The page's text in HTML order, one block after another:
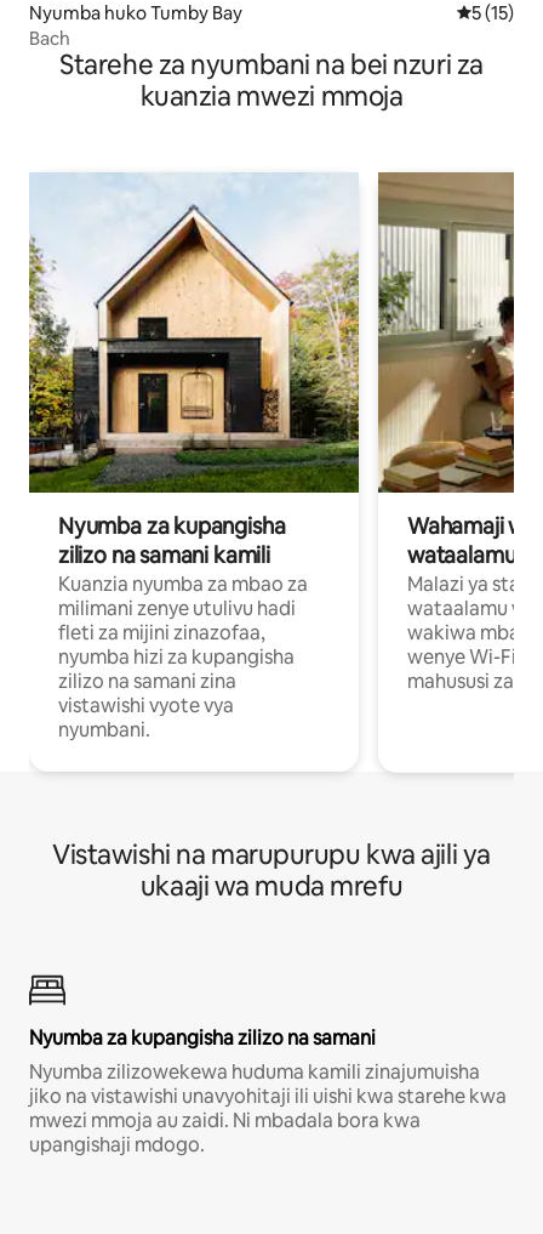
Nyumba huko Tumby Bay Ukadiriaji
5 (15)
Bach
Starehe za nyumbani na bei nzuri za
kuanzia mwezi mmoja
Nyumba za kupangisha
zilizo na samani kamili
Kuanzia nyumba za mbao za
milimani zenye utulivu hadi
fleti za mijini zinazofaa,
nyumba hizi za kupangisha
zilizo na samani zina
vistawishi vyote vya
nyumbani.
Wahamaji
wataalamu
Malazi ya
wataalamu
wakiwa mbali
wenye Wi-Fi
mahususi za
Vistawishi na marupurupu kwa ajili ya
ukaaji wa muda mrefu
Nyumba za kupangisha zilizo na samani
Nyumba zilizowekewa huduma kamili zinajumuisha
jiko na vistawishi unavyohitaji ili uishi kwa starehe kwa
mwezi mmoja au zaidi. Ni mbadala bora kwa
upangishaji mdogo.